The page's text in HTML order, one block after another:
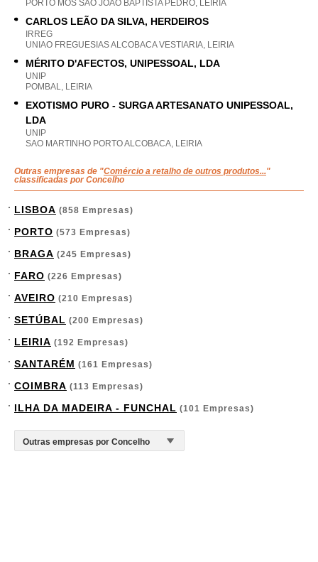
PORTO MOS SAO JOAO BAPTISTA PEDRO, LEIRIA
CARLOS LEÃO DA SILVA, HERDEIROS
IRREG
UNIAO FREGUESIAS ALCOBACA VESTIARIA, LEIRIA
MÉRITO D'AFECTOS, UNIPESSOAL, LDA
UNIP
POMBAL, LEIRIA
EXOTISMO PURO - SURGA ARTESANATO UNIPESSOAL,
LDA
UNIP
SAO MARTINHO PORTO ALCOBACA, LEIRIA
Outras empresas de "Comércio a retalho de outros produtos..."
classificadas por Concelho
LISBOA (858 Empresas)
PORTO (573 Empresas)
BRAGA (245 Empresas)
FARO (226 Empresas)
AVEIRO (210 Empresas)
SETÚBAL (200 Empresas)
LEIRIA (192 Empresas)
SANTARÉM (161 Empresas)
COIMBRA (113 Empresas)
ILHA DA MADEIRA - FUNCHAL (101 Empresas)